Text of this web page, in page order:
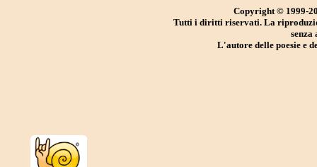
Copyright © 1999-
Tutti i diritti riservati. La
senza
L'autore delle poesie e